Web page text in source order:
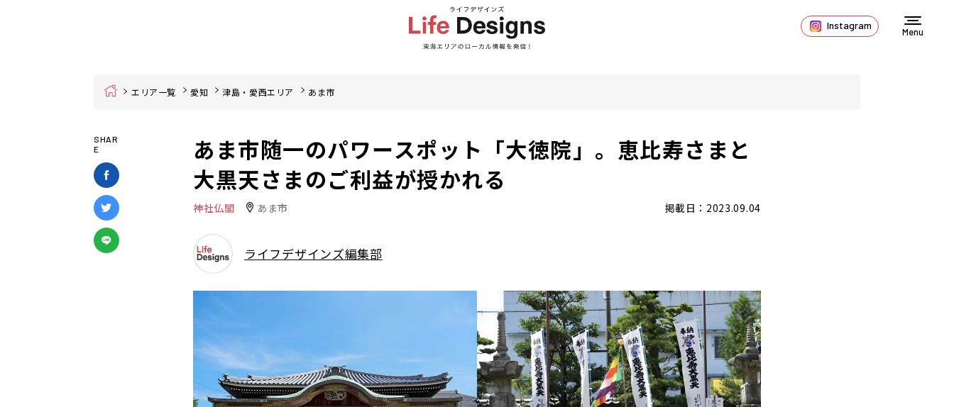
Instagram
Menu
Home エリア一覧 愛知 津島・愛西エリア あま市
SHAR
E
あま市随一のパワースポット「大徳院」。恵比寿さまと
大黒天さまのご利益が授かれる
神社仏閣 あま市 掲載日：2023.09.04
ライフデザインズ編集部